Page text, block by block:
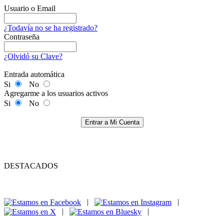
Usuario o Email
¿Todavía no se ha registrado?
Contraseña
¿Olvidó su Clave?
Entrada automática
Si
No
Agregarme a los usuarios activos
Si
No
Entrar a Mi Cuenta
DESTACADOS
|
|
|
|